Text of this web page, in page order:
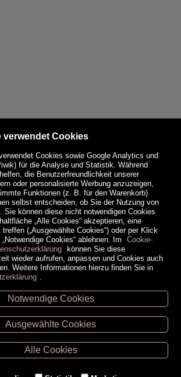
Unsere Öffnungszeiten
Retz -02942/20433
Hollabrunn -02952/30057
Eggenburg -02984/3836
verwendet Cookies
Cookies sowie Google Analytics und
für die Analyse und Statistik. Während
die Benutzerfreundlichkeit unserer
oder personalisierte Werbung anzuzeigen,
Funktionen (z. B. für den Warenkorb)
selbst entscheiden, ob Sie der Nutzung von
Sie können diese nicht notwendigen Cookies
„Alle Cookies“ akzeptieren, eine
(„Ausgewählte Cookies“) oder per Klick
Cookies“ ablehnen. Im
Cookie-
können Sie diese
wieder aufrufen, anpassen und Cookies auch
Weitere Informationen hierzu finden Sie in
Notwendige Cookies
Ausgewählte Cookies
Alle Cookies